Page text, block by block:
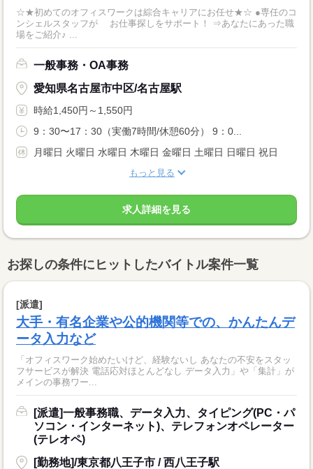
☆★初めてのオフィスワークは綜合キャリアにお任せ★☆ ●専任のコ
ンシェルスタッフが お仕事探しをサポート！ ⇒あなたにあった職
場をご紹介♪ ...
一般事務・OA事務
愛知県名古屋市中区/名古屋駅
時給1,450円～1,550円
9：30〜17：30（実働7時間/休憩60分） 9：0...
月曜日 火曜日 水曜日 木曜日 金曜日 土曜日 日曜日 祝日
もっと見る
求人詳細を見る
お探しの条件にヒットしたバイトル案件一覧
[派遣]
大手・有名企業や公的機関等での、かんたんデ
ータ入力など
「オフィスワーク始めたいけど、経験ないし あなたの不安をスタッ
フサービスが解決 電話応対ほとんどなし データ入力」や「集計」が
メインの事務ワー...
[派遣]一般事務職、データ入力、タイピング(PC・パ
ソコン・インターネット)、テレフォンオペレーター
(テレオペ)
[勤務地]/東京都八王子市 / 西八王子駅